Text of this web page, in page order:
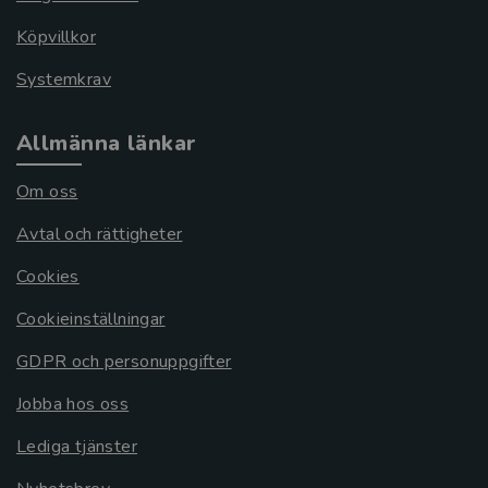
Köpvillkor
Systemkrav
Allmänna länkar
Om oss
Avtal och rättigheter
Cookies
Cookieinställningar
GDPR och personuppgifter
Jobba hos oss
Lediga tjänster